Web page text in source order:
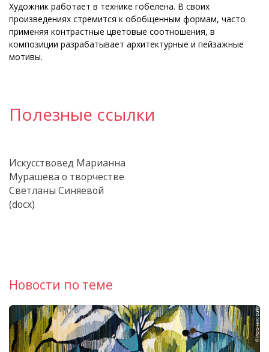
Художник работает в технике гобелена. В своих
произведениях стремится к обобщенным формам, часто
применяя контрастные цветовые соотношения, в
композиции разрабатывает архитектурные и пейзажные
мотивы.
Полезные ссылки
Искусствовед Марианна
Мурашева о творчестве
Светланы Синяевой
(docx)
Новости по теме